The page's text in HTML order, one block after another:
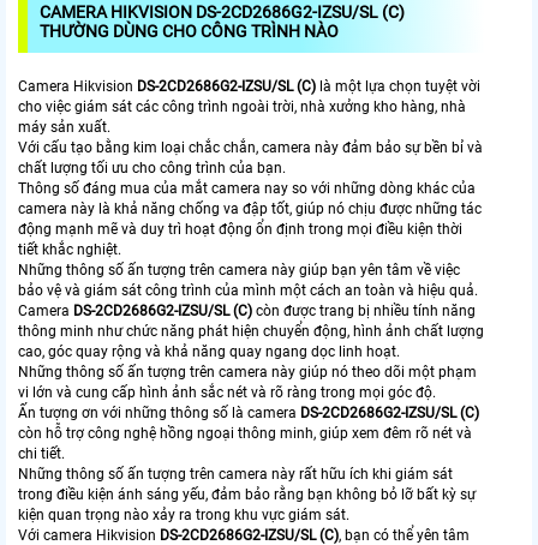
CAMERA HIKVISION DS-2CD2686G2-IZSU/SL (C)
THƯỜNG DÙNG CHO CÔNG TRÌNH NÀO
Camera Hikvision DS-2CD2686G2-IZSU/SL (C) là một lựa chọn tuyệt vời
cho việc giám sát các công trình ngoài trời, nhà xưởng kho hàng, nhà
máy sản xuất.
Với cấu tạo bằng kim loại chắc chắn, camera này đảm bảo sự bền bỉ và
chất lượng tối ưu cho công trình của bạn.
Thông số đáng mua của mắt camera nay so với những dòng khác của
camera này là khả năng chống va đập tốt, giúp nó chịu được những tác
động mạnh mẽ và duy trì hoạt động ổn định trong mọi điều kiện thời
tiết khắc nghiệt.
Những thông số ấn tượng trên camera này giúp bạn yên tâm về việc
bảo vệ và giám sát công trình của mình một cách an toàn và hiệu quả.
Camera DS-2CD2686G2-IZSU/SL (C) còn được trang bị nhiều tính năng
thông minh như chức năng phát hiện chuyển động, hình ảnh chất lượng
cao, góc quay rộng và khả năng quay ngang dọc linh hoạt.
Những thông số ấn tượng trên camera này giúp nó theo dõi một phạm
vi lớn và cung cấp hình ảnh sắc nét và rõ ràng trong mọi góc độ.
Ấn tượng ơn với những thông số là camera DS-2CD2686G2-IZSU/SL (C)
còn hỗ trợ công nghệ hồng ngoại thông minh, giúp xem đêm rõ nét và
chi tiết.
Những thông số ấn tượng trên camera này rất hữu ích khi giám sát
trong điều kiện ánh sáng yếu, đảm bảo rằng bạn không bỏ lỡ bất kỳ sự
kiện quan trọng nào xảy ra trong khu vực giám sát.
Với camera Hikvision DS-2CD2686G2-IZSU/SL (C), bạn có thể yên tâm